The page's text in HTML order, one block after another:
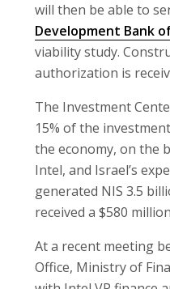
will then be able to
Development Bank
viability study.
authorization is
The Investment
15% of the
the economy, on the
Intel, and Israel’s
generated NIS 3.5
received a $580
At a recent meeting
Office, Ministry of